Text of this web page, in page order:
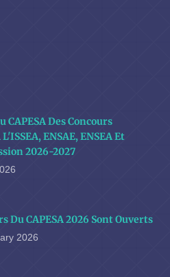
CAPESA Des Concours
ENSAE, ENSEA Et
2026-2027
Du CAPESA 2026 Sont Ouverts
2026